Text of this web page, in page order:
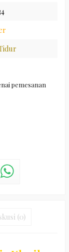
pemesanan
(0)